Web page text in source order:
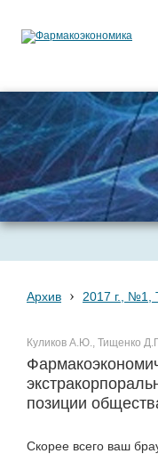
Архив › 2017 г., №1,
Куликов А.Ю., Тищенко
позиции
Скорее всего ваш